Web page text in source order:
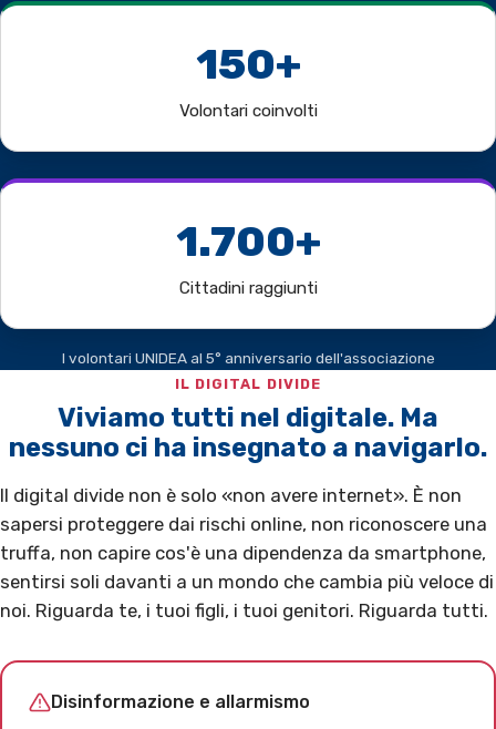
150+
Volontari coinvolti
1.700+
Cittadini raggiunti
I volontari UNIDEA al 5° anniversario dell'associazione
IL DIGITAL DIVIDE
Viviamo tutti nel digitale. Ma
nessuno ci ha insegnato a navigarlo.
Il digital divide non è solo «non avere internet». È non
sapersi proteggere dai rischi online, non riconoscere una
truffa, non capire cos'è una dipendenza da smartphone,
sentirsi soli davanti a un mondo che cambia più veloce di
noi. Riguarda te, i tuoi figli, i tuoi genitori. Riguarda tutti.
Disinformazione e allarmismo